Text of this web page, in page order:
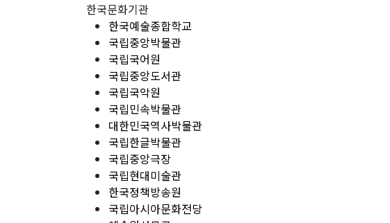
한국문화기관
한국예술종합학교
국립중앙박물관
국립국어원
국립중앙도서관
국립국악원
국립민속박물관
대한민국역사박물관
국립한글박물관
국립중앙극장
국립현대미술관
한국정책방송원
국립아시아문화전당